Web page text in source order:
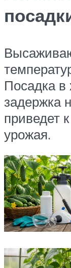
Посадка в
задержка
приведет
урожая.